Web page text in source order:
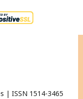
| ISSN 1514-3465